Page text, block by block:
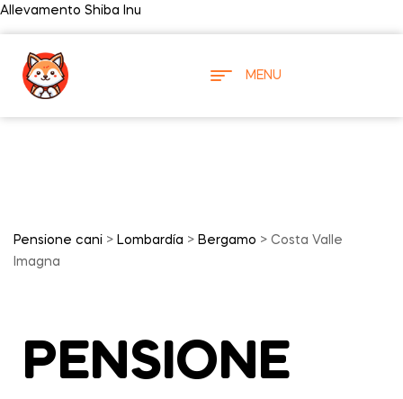
Allevamento Shiba Inu
MENU
Pensione cani > Lombardía > Bergamo > Costa Valle
Imagna
PENSIONE